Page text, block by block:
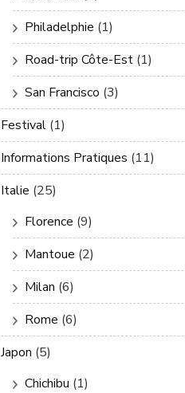
Philadelphie (1)
Road-trip Côte-Est (1)
San Francisco (3)
Festival (1)
Informations Pratiques (11)
Italie (25)
Florence (9)
Mantoue (2)
Milan (6)
Rome (6)
Japon (5)
Chichibu (1)